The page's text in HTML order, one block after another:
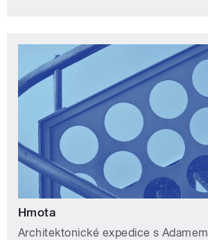
Hmota
Architektonické expedice s